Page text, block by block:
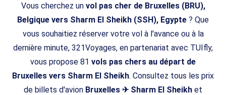
Vous cherchez un vol pas cher de Bruxelles (BRU),
Belgique vers Sharm El Sheikh (SSH), Egypte ? Que
vous souhaitiez réserver votre vol à l'avance ou à la
dernière minute, 321Voyages, en partenariat avec TUIfly,
vous propose 81 vols pas chers au départ de
Bruxelles vers Sharm El Sheikh. Consultez tous les prix
de billets d'avion Bruxelles ✈ Sharm El Sheikh et